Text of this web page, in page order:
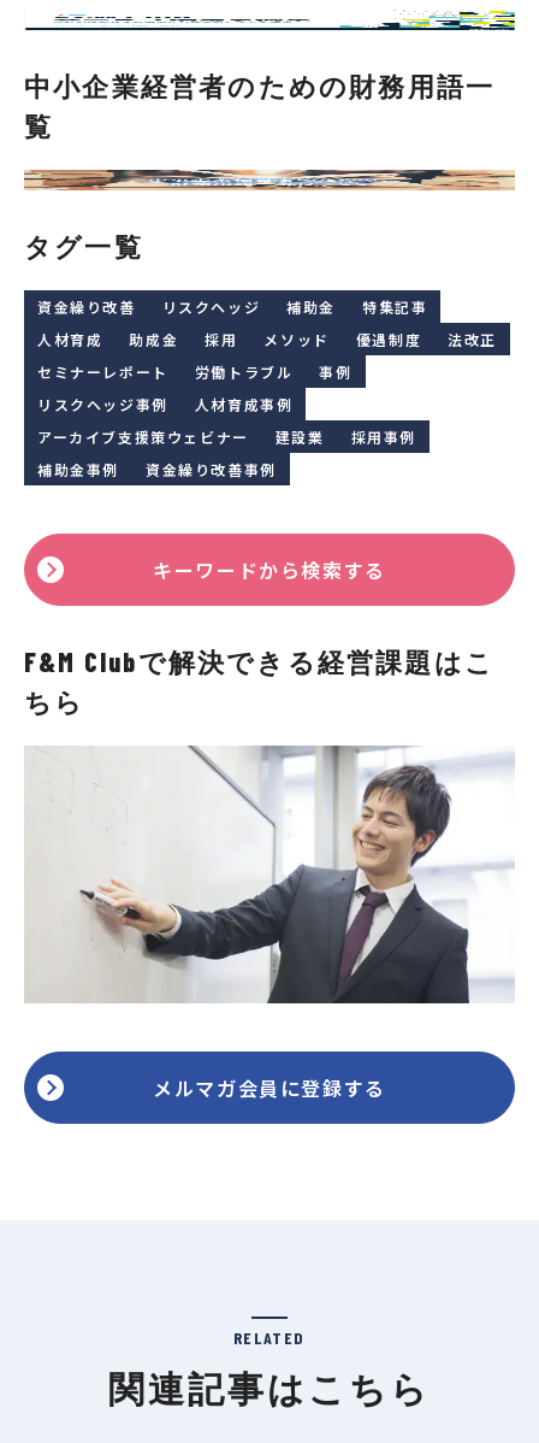
中小企業経営者のための財務用語一
覧
タグ一覧
資金繰り改善 リスクヘッジ 補助金
特集記事
人材育成
助成金 採用 メソッド 優遇制度
法改正
セミナーレポート
労働トラブル
事例
リスクヘッジ事例
人材育成事例
アーカイブ支援策ウェビナー
建設業
採用事例
補助金事例
資金繰り改善事例
キーワードから検索する
F&M Clubで解決できる経営課題はこ
ちら
メルマガ会員に登録する
RELATED
関連記事はこちら